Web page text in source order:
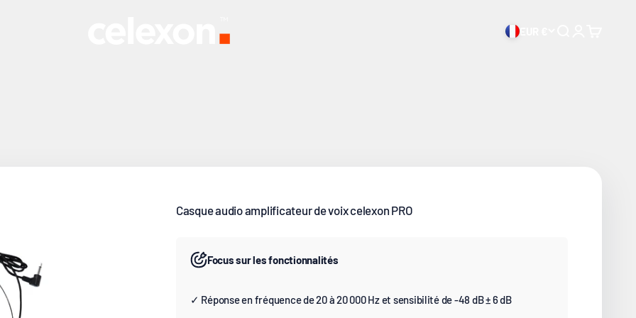
Casque audio amplificateur de voix celexon PRO
Focus sur les fonctionnalités
✓ Réponse en fréquence de 20 à 20 000 Hz et sensibilité de -48 dB ± 6 dB